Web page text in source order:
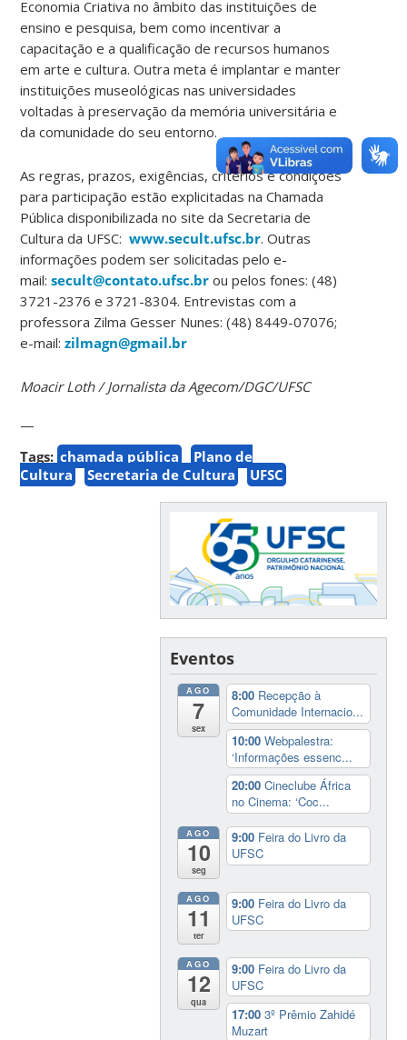
Economia Criativa no âmbito das instituições de
ensino e pesquisa, bem como incentivar a
capacitação e a qualificação de recursos humanos
em arte e cultura. Outra meta é implantar e manter
instituições museológicas nas universidades
voltadas à preservação da memória universitária e
da comunidade do seu entorno.
As regras, prazos, exigências, critérios e condições
para participação estão explicitadas na Chamada
Pública disponibilizada no site da Secretaria de
Cultura da UFSC:www.secult.ufsc.br. Outras
informações podem ser solicitadas pelo e-
mail:secult@contato.ufsc.br ou pelos fones: (48)
3721-2376 e 3721-8304. Entrevistas com a
professora Zilma Gesser Nunes: (48) 8449-07076;
e-mail:zilmagn@gmail.br
Moacir Loth / Jornalista da Agecom/DGC/UFSC
—
Tags: chamada pública
Plano de
Cultura
Secretaria de Cultura UFSC
Eventos
AGO
7
sex
8:00 Recepção à
Comunidade Internacio...
10:00Webpalestra:
‘Informações essenc...
20:00Cineclube África
no Cinema: ‘Coc...
AGO
10
seg
9:00 Feira do Livro da
UFSC
AGO
11
ter
9:00 Feira do Livro da
UFSC
AGO
12
qua
9:00 Feira do Livro da
UFSC
17:003º Prêmio Zahidé
Muzart